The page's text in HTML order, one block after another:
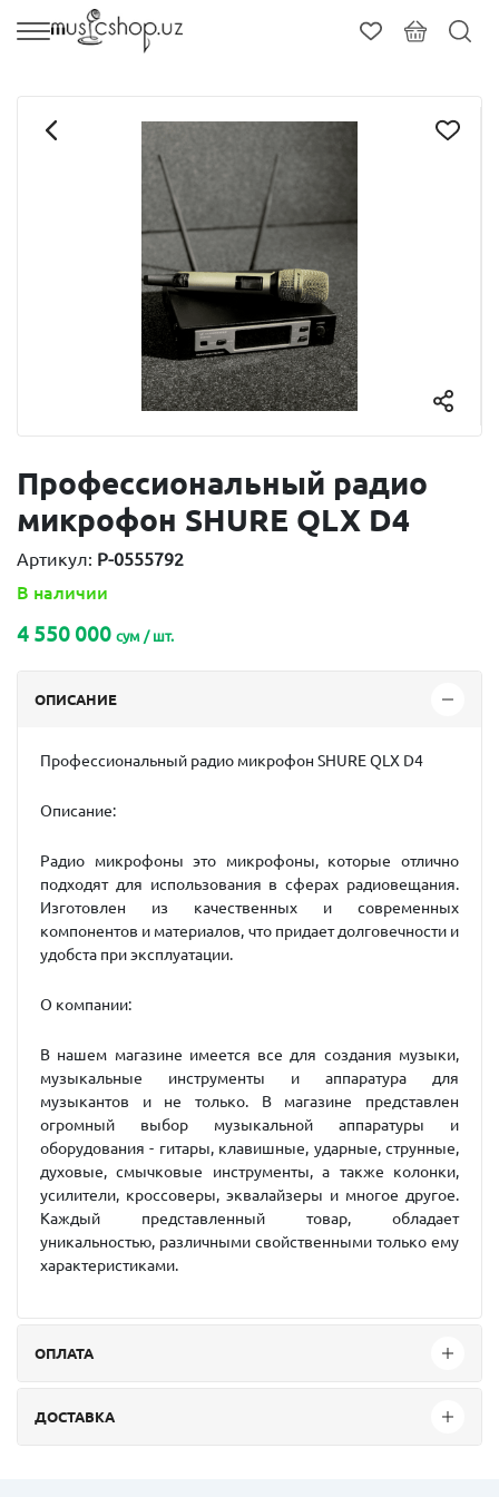
Профессиональный радио
микрофон SHURE QLX D4
Артикул: P-0555792
В наличии
4 550 000 сум / шт.
ОПИСАНИЕ
Профессиональный радио микрофон SHURE QLX D4
Описание:
Радио микрофоны это микрофоны, которые отлично
подходят для использования в сферах радиовещания.
Изготовлен из качественных и современных
компонентов и материалов, что придает долговечности и
удобста при эксплуатации.
О компании:
В нашем магазине имеется все для создания музыки,
музыкальные инструменты и аппаратура для
музыкантов и не только. В магазине представлен
огромный выбор музыкальной аппаратуры и
оборудования - гитары, клавишные, ударные, струнные,
духовые, смычковые инструменты, а также колонки,
усилители, кроссоверы, эквалайзеры и многое другое.
Каждый представленный товар, обладает
уникальностью, различными свойственными только ему
характеристиками.
ОПЛАТА
ДОСТАВКА